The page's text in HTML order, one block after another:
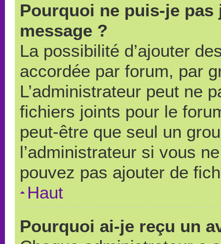
Pourquoi ne puis-je
message ?
La possibilité d’ajouter
accordée par forum, par
L’administrateur peut ne
fichiers joints pour le
peut-être que seul un
l’administrateur si vous
pouvez pas ajouter de
Haut
Pourquoi ai-je reçu un